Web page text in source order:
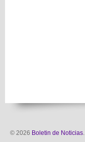
© 2026 Boletin de Noticias.